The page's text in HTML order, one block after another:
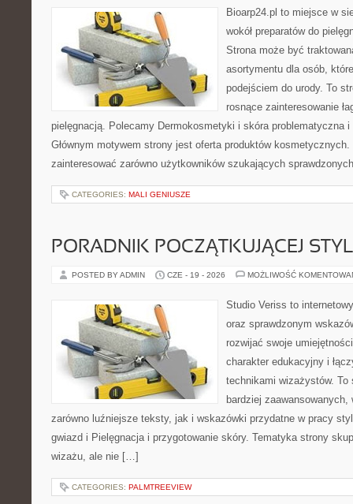
Bioarp24.pl to miejsce w
wokół preparatów do
Strona może być
asortymentu dla osób,
podejściem do urody. To
rosnące zainteresowanie
pielęgnacją. Polecamy Dermokosmetyki i skóra problematyczna i
Głównym motywem strony jest oferta produktów
zainteresować zarówno użytkowników szukających
CATEGORIES: MALI GENIUSZE
PORADNIK POCZĄTKUJĄCEJ
POSTED BY ADMIN CZE - 19 - 2026 MOŻLIWOŚĆ
Studio Veriss to
oraz sprawdzonym
rozwijać swoje
charakter edukacyjny i
technikami wizażystów.
bardziej
zarówno luźniejsze teksty, jak i wskazówki przydatne w pracy
gwiazd i Pielęgnacja i przygotowanie skóry. Tematyka strony
wizażu, ale nie […]
CATEGORIES: PALMTREEVIEW